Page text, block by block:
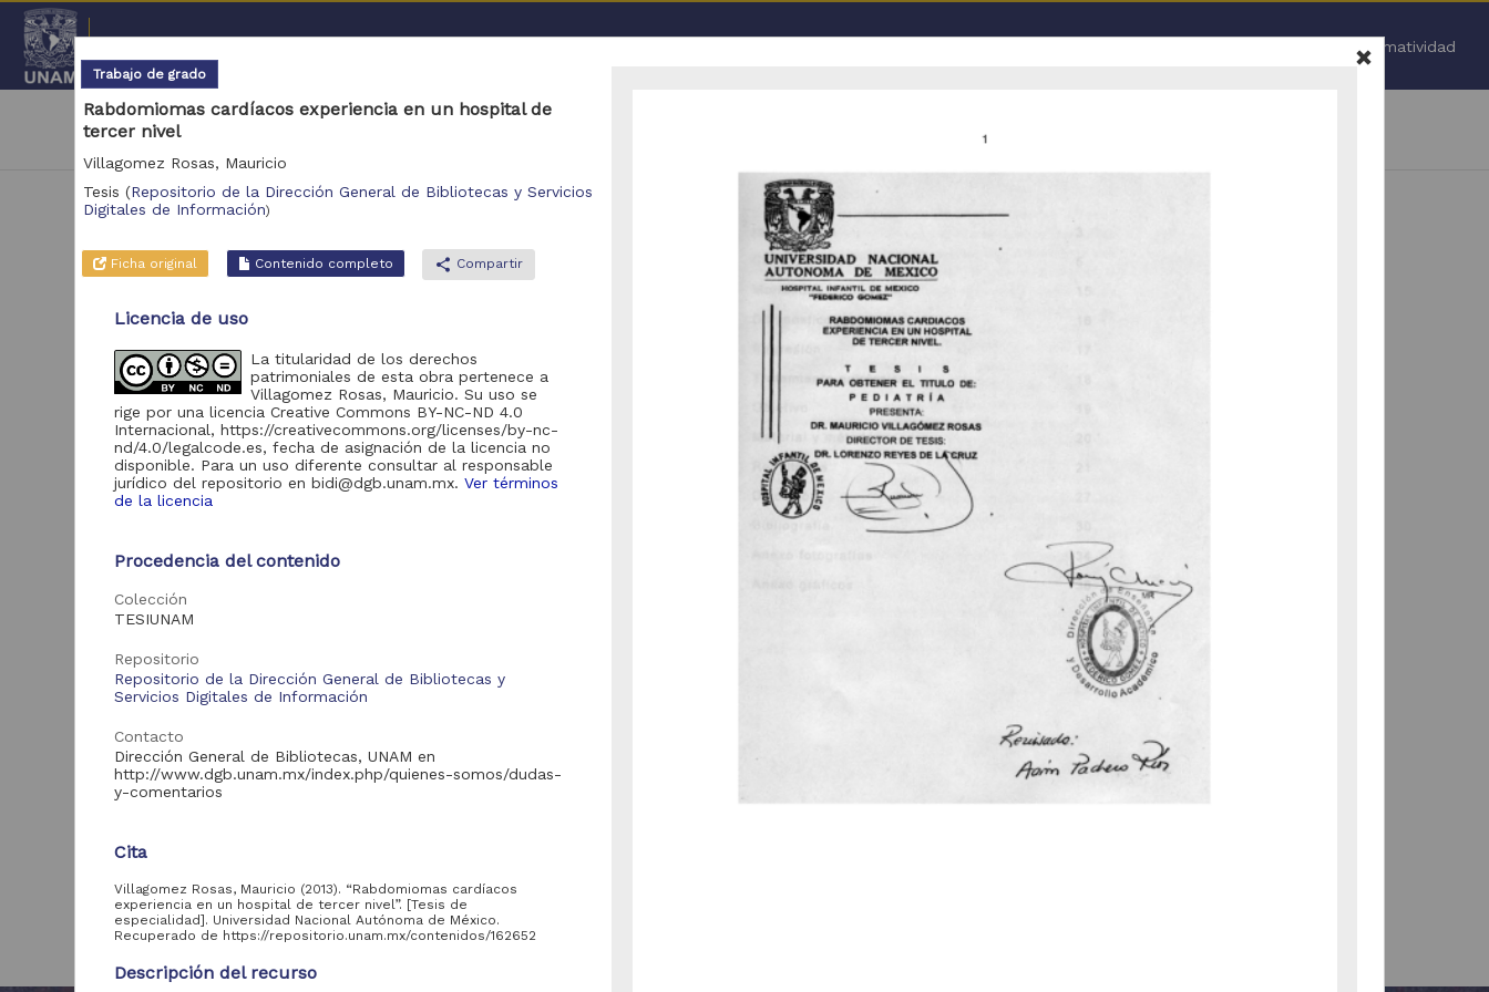
Normatividad
Todo
cancel | Universidad Nacional Autónoma de México Repositorio de la Dirección General de Bibliotecas y Servicios Digitales de Información
"diseño eléctrico en clinicas y/o hospitales"
No se encontraron registros.
Se recomienda realizar una de las siguientes acciones:
Eliminar los filtros de opciones avanzadas y realizar la búsqueda nuevamente (
Debido a que el enlace posiblemente haya caducado, realizar nuevamente la selección de facetas (
la pagina de inicio
Trabajo de grado
Rabdomiomas cardíacos experiencia en un hospital de
tercer nivel
Villagomez Rosas, Mauricio
Tesis(Repositorio de la Dirección General de Bibliotecas y Servicios
Digitales de Información)
Ficha original Contenido completo share Compartir
Licencia de uso
La titularidad de los derechos
patrimoniales de esta obra pertenece a
Villagomez Rosas, Mauricio. Su uso se
rige por una licencia Creative Commons BY-NC-ND 4.0
Internacional, https://creativecommons.org/licenses/by-nc-
nd/4.0/legalcode.es, fecha de asignación de la licencia no
disponible. Para un uso diferente consultar al responsable
jurídico del repositorio en bidi@dgb.unam.mx.Ver términos
de la licencia
Procedencia del contenido
Colección
TESIUNAM
Repositorio
Repositorio de la Dirección General de Bibliotecas y
Servicios Digitales de Información
Contacto
Dirección General de Bibliotecas, UNAM en
http://www.dgb.unam.mx/index.php/quienes-somos/dudas-
y-comentarios
Cita
Villagomez Rosas, Mauricio (2013). “Rabdomiomas cardíacos
experiencia en un hospital de tercer nivel”. [Tesis de
especialidad]. Universidad Nacional Autónoma de México.
Recuperado de https://repositorio.unam.mx/contenidos/162652
Descripción del recurso